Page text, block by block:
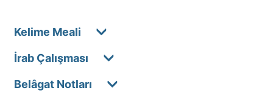
Kelime Meali
İrab Çalışması
Belâgat Notları